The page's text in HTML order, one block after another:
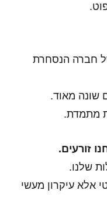
חברה הנסחרת
שונה מאוד.
מתמדת.
שלנו.
אלא עיקרון מעשי